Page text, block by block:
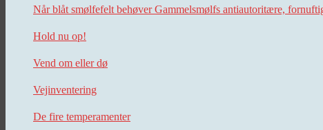
Når blåt smølfefelt behøver Gammelsmølfs antiautoritære,
Hold nu op!
Vend om eller dø
Vejinventering
De fire temperamenter